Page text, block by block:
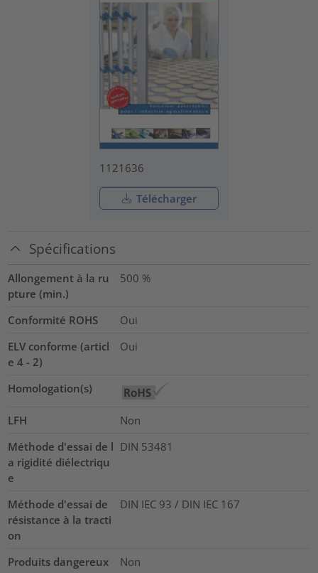
1121636
Télécharger
Spécifications
Allongement à la ru
pture (min.)
500 %
Conformité ROHS
Oui
ELV conforme (articl
e 4 - 2)
Oui
Homologation(s)
LFH
Non
Méthode d'essai de l
a rigidité diélectriqu
e
DIN 53481
Méthode d'essai de
résistance à la tracti
on
DIN IEC 93 / DIN IEC 167
Produits dangereux
Non